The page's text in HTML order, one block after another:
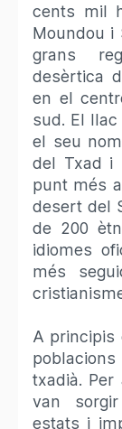
cents mil
Moundou i
grans
desèrtica
en el
sud. El
el seu
del Txad i
punt més
desert del
de 200
idiomes
més
A principis
txadià. Per
van
estats i